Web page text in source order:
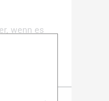
wenn es